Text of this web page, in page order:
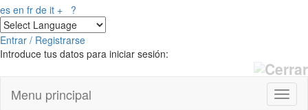
es en fr de it + ?
Entrar / Registrarse
Introduce tus datos para iniciar sesión:
Menu principal